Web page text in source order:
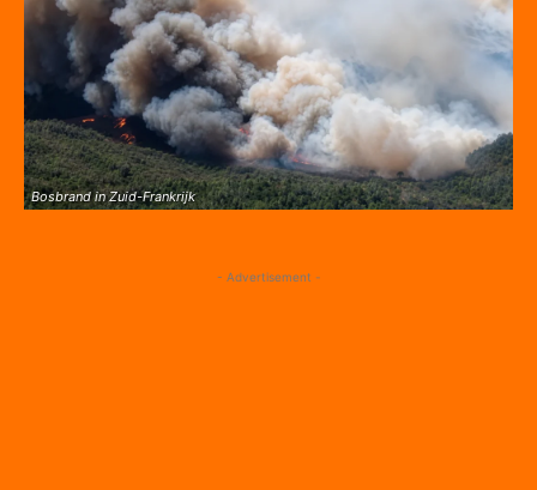
Bosbrand in Zuid-Frankrijk
- Advertisement -